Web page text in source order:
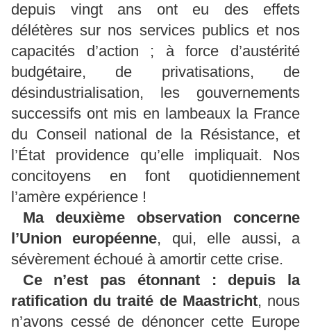
depuis vingt ans ont eu des effets
délétères sur nos services publics et nos
capacités d’action ; à force d’austérité
budgétaire, de privatisations, de
désindustrialisation, les gouvernements
successifs ont mis en lambeaux la France
du Conseil national de la Résistance, et
l’État providence qu’elle impliquait. Nos
concitoyens en font quotidiennement
l’amère expérience !
Ma deuxième observation concerne
l’Union européenne, qui, elle aussi, a
sévèrement échoué à amortir cette crise.
Ce n’est pas étonnant : depuis la
ratification du traité de Maastricht, nous
n’avons cessé de dénoncer cette Europe